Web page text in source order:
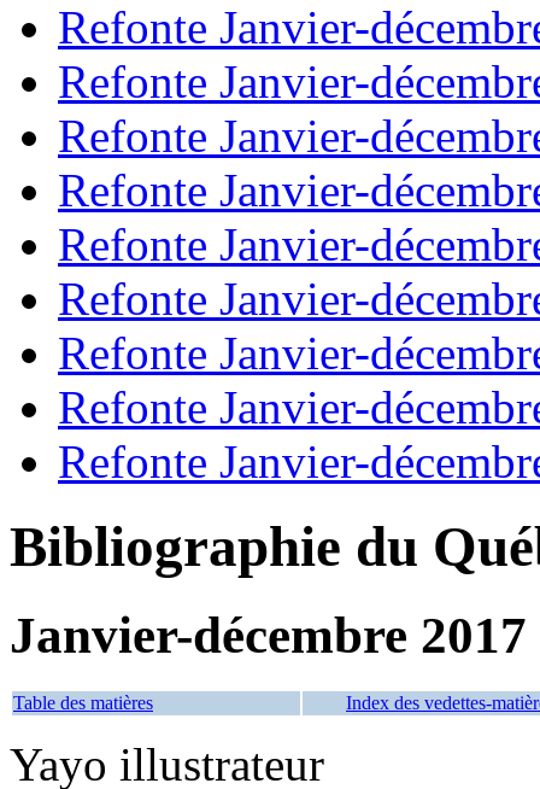
Refonte Janvier-
Refonte Janvier-
Refonte Janvier-
Refonte Janvier-
Refonte Janvier-
Refonte Janvier-
Refonte Janvier-
Refonte Janvier-
Refonte Janvier-
Bibliographie du
Janvier-décembre 2017
Table des matières Index des vedettes-
Yayo illustrateur